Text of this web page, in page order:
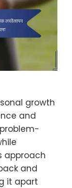
growth
and
approach
and
it apart